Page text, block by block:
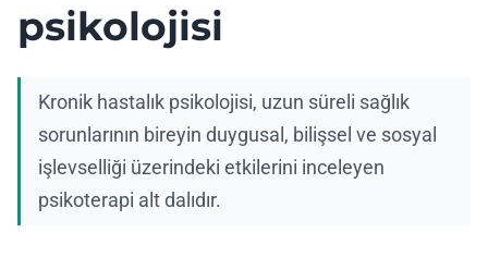
psikolojisi
Kronik hastalık psikolojisi, uzun süreli sağlık
sorunlarının bireyin duygusal, bilişsel ve sosyal
işlevselliği üzerindeki etkilerini inceleyen
psikoterapi alt dalıdır.